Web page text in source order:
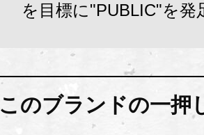
を目標に"PUBLIC"を発
このブランドの一押